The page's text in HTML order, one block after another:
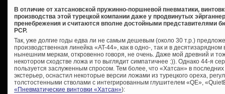
В отличие от хатсановской пружинно-поршневой пневматики,
производства этой турецкой компании даже у продвинутых
пренебрежения и считаются вполне достойными представителями
PCP.
Так, уже долгие годы едва ли не самым дешевым (около 30 т.р.)
производственная линейка «AT-44», как в одно-, так и в
нынешним меркам, откровенно говоря, не очень. Даже мой древний и
некотором сходстве ложа и то выглядит симпатичнее :)). Однако 44-я
пользуется заслуженным спросом. Тем более, что «Хатсан» в
экстерьер, оснастил некоторые версии ложами из турецкого ореха,
толстостенными стволами с интегрированным глушителем «QE»,
«Пневматические винтовки «Хатсан»):